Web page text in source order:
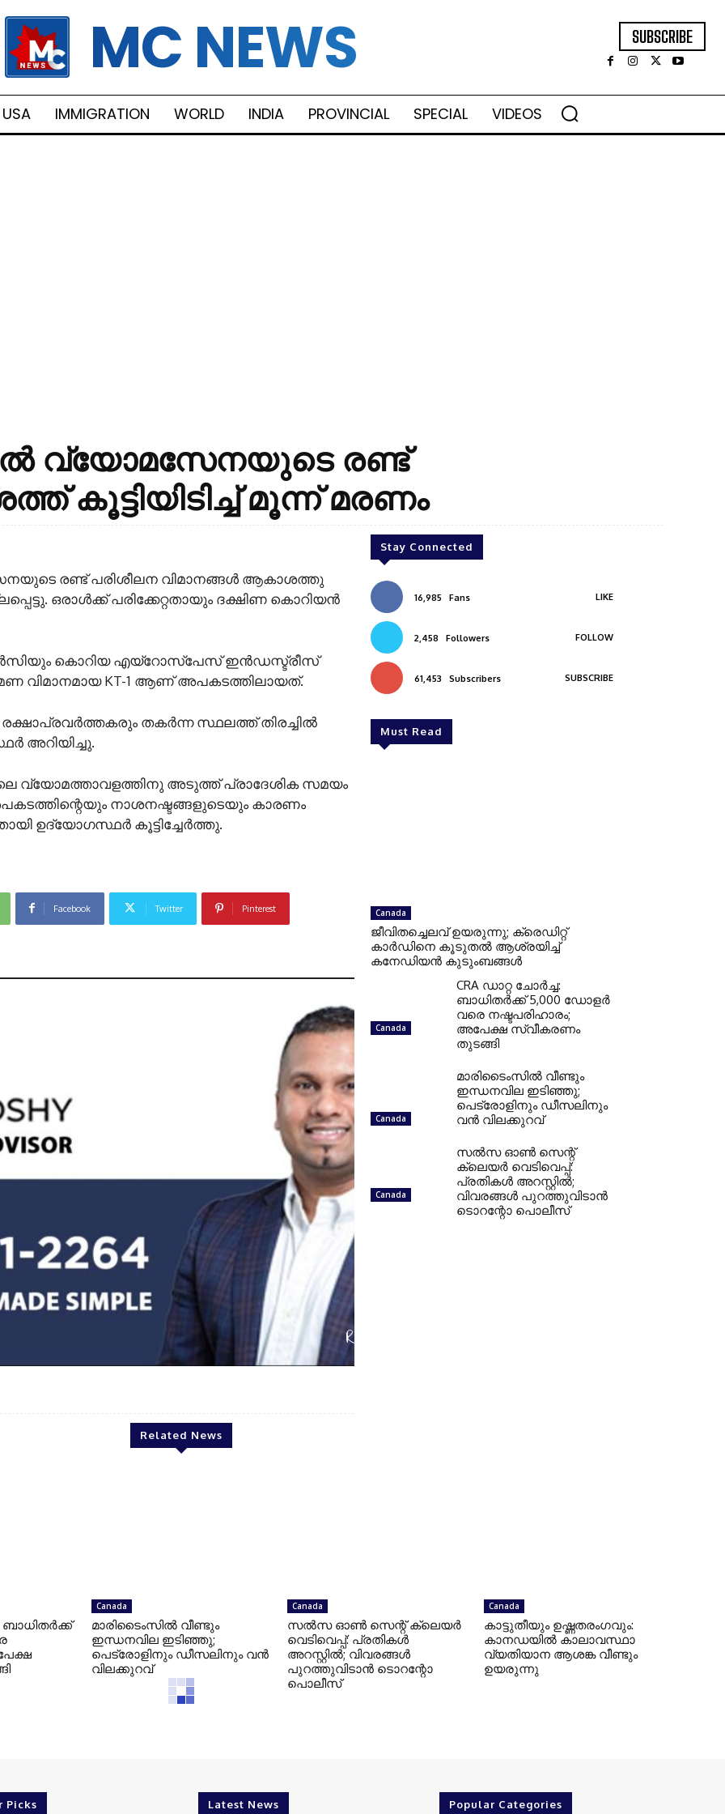
MC NEWS SUBSCRIBE
USA IMMIGRATION WORLD INDIA PROVINCIAL SPECIAL VIDEOS
വ്യോമസേനയുടെ രണ്ട്
കൂട്ടിയിടിച്ച് മൂന്ന് മരണം
രണ്ട് പരിശീലന വിമാനങ്ങൾ ആകാശത്തു
ഒരാൾക്ക് പരിക്കേറ്റതായും ദക്ഷിണ കൊറിയൻ
കൊറിയ എയ്‌റോസ്‌പേസ് ഇൻഡസ്ട്രീസ്
വിമാനമായ KT-1 ആണ് അപകടത്തിലായത്.
തകർന്ന സ്ഥലത്ത് തിരച്ചിൽ
അറിയിച്ചു.
വ്യോമത്താവളത്തിനു അടുത്ത് പ്രാദേശിക സമയം
നാശനഷ്ടങ്ങളുടെയും കാരണം
ഉദ്യോഗസ്ഥർ കൂട്ടിച്ചേർത്തു.
Facebook Twitter Pinterest
Renju Koshi
Stay Connected
16,985 Fans LIKE
2,458 Followers FOLLOW
61,453 Subscribers SUBSCRIBE
Must Read
Canada
ജീവിതച്ചെലവ് ഉയരുന്നു; ക്രെഡിറ്റ്
കാർഡിനെ കൂടുതൽ ആശ്രയിച്ച്
കനേഡിയൻ കുടുംബങ്ങൾ
Canada
CRA ഡാറ്റ ചോർച്ച:
ബാധിതർക്ക് 5,000 ഡോളർ
വരെ നഷ്ടപരിഹാരം;
അപേക്ഷ സ്വീകരണം
തുടങ്ങി
Canada
മാരിടൈംസിൽ വീണ്ടും
ഇന്ധനവില ഇടിഞ്ഞു;
പെട്രോളിനും ഡീസലിനും
വൻ വിലക്കുറവ്
Canada
സൽസ ഓൺ സെന്റ്
ക്ലെയർ വെടിവെപ്പ്:
പ്രതികൾ അറസ്റ്റിൽ;
വിവരങ്ങൾ പുറത്തുവിടാൻ
ടൊറന്റോ പൊലീസ്
Related News
ബാധിതർക്ക്
Canada
മാരിടൈംസിൽ വീണ്ടും
ഇന്ധനവില ഇടിഞ്ഞു;
പെട്രോളിനും ഡീസലിനും വൻ
വിലക്കുറവ്
Canada
സൽസ ഓൺ സെന്റ് ക്ലെയർ
വെടിവെപ്പ്: പ്രതികൾ
അറസ്റ്റിൽ; വിവരങ്ങൾ
പുറത്തുവിടാൻ ടൊറന്റോ
പൊലീസ്
Canada
കാട്ടുതീയും ഉഷ്ണതരംഗവും:
കാനഡയിൽ കാലാവസ്ഥാ
വ്യതിയാന ആശങ്ക വീണ്ടും
ഉയരുന്നു
Picks Latest News Popular Categories